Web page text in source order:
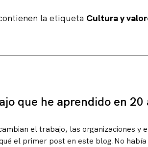
la etiqueta Cultura y
que he aprendido en 20
el trabajo, las organizaciones y
el primer post en este blog.No